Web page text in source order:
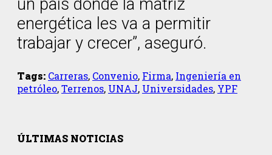
un país donde la matriz
energética les va a permitir
trabajar y crecer”, aseguró.
Tags: Carreras, Convenio, Firma, Ingeniería en
petróleo,Terrenos, UNAJ, Universidades, YPF
ÚLTIMAS NOTICIAS